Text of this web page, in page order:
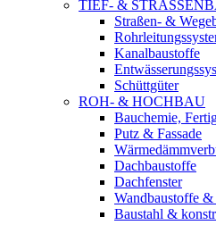
TIEF- &
Straßen- &
Kanalbaustoffe
Schüttgüter
ROH- & HOCHBAU
Bauchemie,
Putz & Fassade
Dachbaustoffe
Dachfenster
Wandbaustoffe
Baustahl &